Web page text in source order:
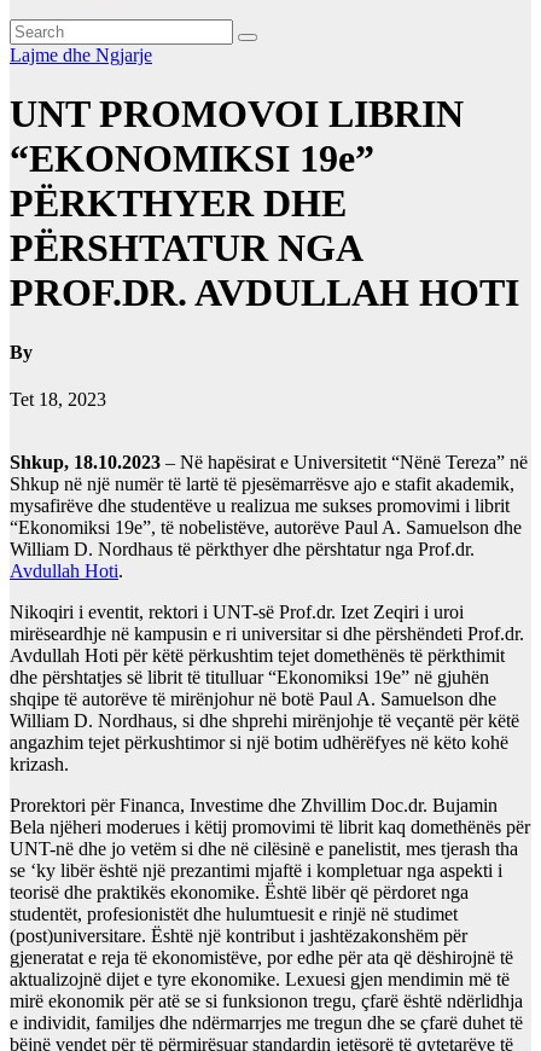
Lajme dhe Ngjarje
UNT PROMOVOI LIBRIN
“EKONOMIKSI 19e”
PËRKTHYER DHE
PËRSHTATUR NGA
PROF.DR. AVDULLAH HOTI
By
Tet 18, 2023
Shkup, 18.10.2023 – Në hapësirat e Universitetit “Nënë Tereza” në
Shkup në një numër të lartë të pjesëmarrësve ajo e stafit akademik,
mysafirëve dhe studentëve u realizua me sukses promovimi i librit
“Ekonomiksi 19e”, të nobelistëve, autorëve Paul A. Samuelson dhe
William D. Nordhaus të përkthyer dhe përshtatur nga Prof.dr.
Avdullah Hoti.
Nikoqiri i eventit, rektori i UNT-së Prof.dr. Izet Zeqiri i uroi
mirëseardhje në kampusin e ri universitar si dhe përshëndeti Prof.dr.
Avdullah Hoti për këtë përkushtim tejet domethënës të përkthimit
dhe përshtatjes së librit të titulluar “Ekonomiksi 19e” në gjuhën
shqipe të autorëve të mirënjohur në botë Paul A. Samuelson dhe
William D. Nordhaus, si dhe shprehi mirënjohje të veçantë për këtë
angazhim tejet përkushtimor si një botim udhërëfyes në këto kohë
krizash.
Prorektori për Financa, Investime dhe Zhvillim Doc.dr. Bujamin
Bela njëheri moderues i këtij promovimi të librit kaq domethënës për
UNT-në dhe jo vetëm si dhe në cilësinë e panelistit, mes tjerash tha
se ‘ky libër është një prezantimi mjaftë i kompletuar nga aspekti i
teorisë dhe praktikës ekonomike. Është libër që përdoret nga
studentët, profesionistët dhe hulumtuesit e rinjë në studimet
(post)universitare. Është një kontribut i jashtëzakonshëm për
gjeneratat e reja të ekonomistëve, por edhe për ata që dëshirojnë të
aktualizojnë dijet e tyre ekonomike. Lexuesi gjen mendimin më të
mirë ekonomik për atë se si funksionon tregu, çfarë është ndërlidhja
e individit, familjes dhe ndërmarrjes me tregun dhe se çfarë duhet të
bëjnë vendet për të përmirësuar standardin jetësorë të qytetarëve të